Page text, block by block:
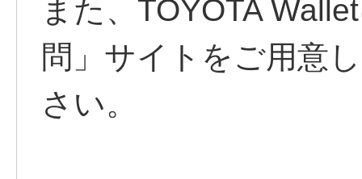
また、TOYOTA
問」サイトをご用意
さい。